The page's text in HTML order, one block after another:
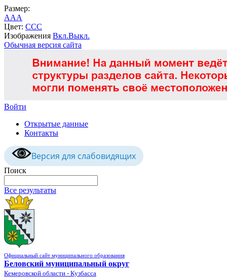
Размер:
AAA
Цвет: CCC
Изображения Вкл.Выкл.
Обычная версия сайта
Войти
Открытые данные
Контакты
Версия для слабовидящих
Поиск
Все результаты
Официальный сайт муниципального образования
Беловский муниципальный округ
Кемеровской области - Кузбасса